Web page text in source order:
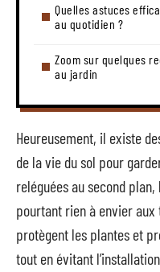
Quelles astuces
au quotidien ?
Zoom sur quelques
au jardin
Heureusement, il existe
de la vie du sol pour
reléguées au second
pourtant rien à envier
protègent les plantes et
tout en évitant